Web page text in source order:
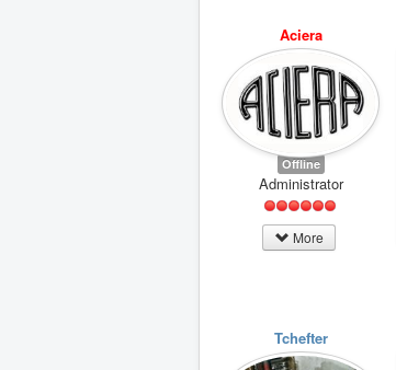
Aciera
Offline
Administrator
More
Tchefter